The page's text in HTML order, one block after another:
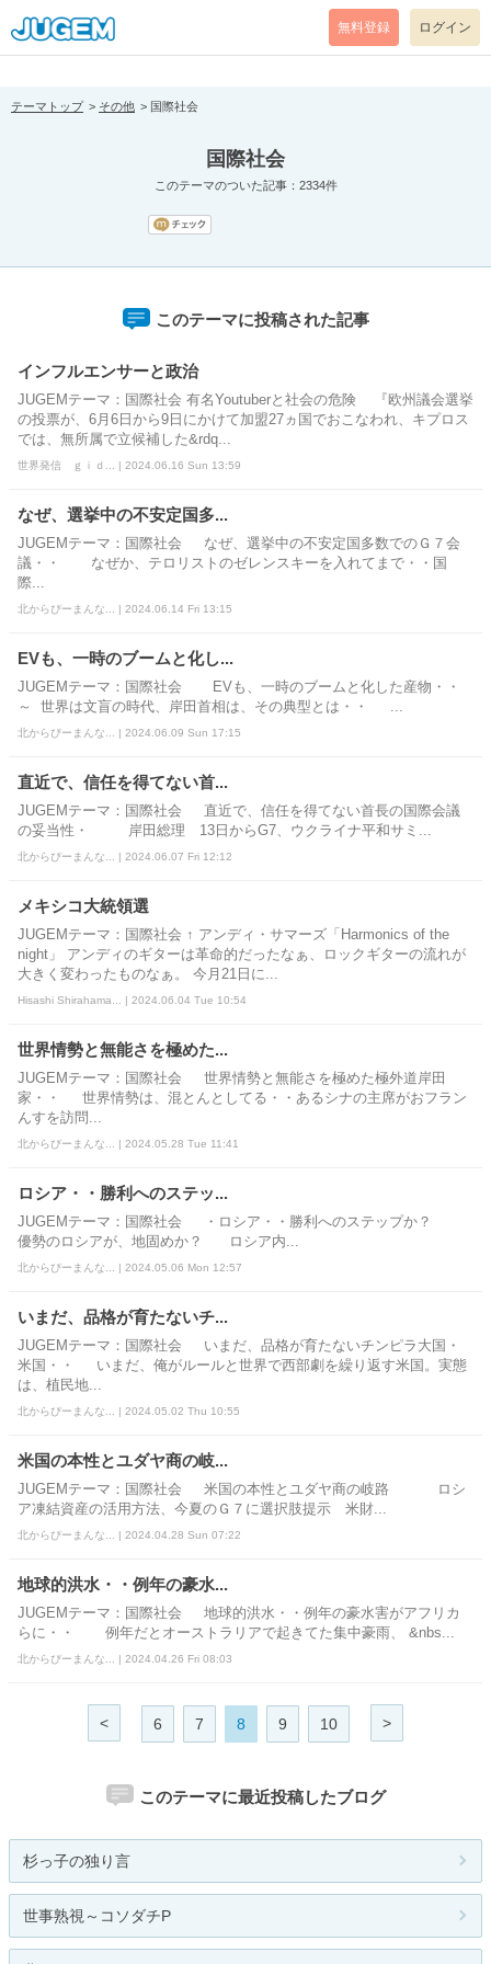
[pear_error: message="Success" code=0 mode=return level=notice
prefix="" info=""]
無料登録 ログイン
テーマトップ その他 国際社会
国際社会
このテーマのついた記事：2334件
このテーマに投稿された記事
インフルエンサーと政治
JUGEMテーマ：国際社会 有名Youtuberと社会の危険 『欧州議会選挙
の投票が、6月6日から9日にかけて加盟27ヵ国でおこなわれ、キプロス
では、無所属で立候補した&rdq...
世界発信 ｇｉｄ... | 2024.06.16 Sun 13:59
なぜ、選挙中の不安定国多...
JUGEMテーマ：国際社会 なぜ、選挙中の不安定国多数でのＧ７会
議・・ なぜか、テロリストのゼレンスキーを入れてまで・・国
際...
北からぴーまんな... | 2024.06.14 Fri 13:15
EVも、一時のブームと化し...
JUGEMテーマ：国際社会 EVも、一時のブームと化した産物・・
～ 世界は文盲の時代、岸田首相は、その典型とは・・ ...
北からぴーまんな... | 2024.06.09 Sun 17:15
直近で、信任を得てない首...
JUGEMテーマ：国際社会 直近で、信任を得てない首長の国際会議
の妥当性・ 岸田総理 13日からG7、ウクライナ平和サミ...
北からぴーまんな... | 2024.06.07 Fri 12:12
メキシコ大統領選
JUGEMテーマ：国際社会 ↑ アンディ・サマーズ「Harmonics of the
night」 アンディのギターは革命的だったなぁ、ロックギターの流れが
大きく変わったものなぁ。 今月21日に...
Hisashi Shirahama... | 2024.06.04 Tue 10:54
世界情勢と無能さを極めた...
JUGEMテーマ：国際社会 世界情勢と無能さを極めた極外道岸田
家・・ 世界情勢は、混とんとしてる・・あるシナの主席がおフラン
んすを訪問...
北からぴーまんな... | 2024.05.28 Tue 11:41
ロシア・・勝利へのステッ...
JUGEMテーマ：国際社会 ・ロシア・・勝利へのステップか？
優勢のロシアが、地固めか？ ロシア内...
北からぴーまんな... | 2024.05.06 Mon 12:57
いまだ、品格が育たないチ...
JUGEMテーマ：国際社会 いまだ、品格が育たないチンピラ大国・
米国・・ いまだ、俺がルールと世界で西部劇を繰り返す米国。実態
は、植民地...
北からぴーまんな... | 2024.05.02 Thu 10:55
米国の本性とユダヤ商の岐...
JUGEMテーマ：国際社会 米国の本性とユダヤ商の岐路 ロシ
ア凍結資産の活用方法、今夏のＧ７に選択肢提示 米財...
北からぴーまんな... | 2024.04.28 Sun 07:22
地球的洪水・・例年の豪水...
JUGEMテーマ：国際社会 地球的洪水・・例年の豪水害がアフリカ
らに・・ 例年だとオーストラリアで起きてた集中豪雨、 &nbs...
北からぴーまんな... | 2024.04.26 Fri 08:03
< 6 7 8 9 10 >
このテーマに最近投稿したブログ
杉っ子の独り言
世事熟視～コソダチP